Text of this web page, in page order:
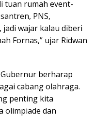
tuan rumah event-
PNS,
jadi wajar kalau diberi
Fornas,” ujar Ridwan
berharap
cabang olahraga.
penting kita
olimpiade dan